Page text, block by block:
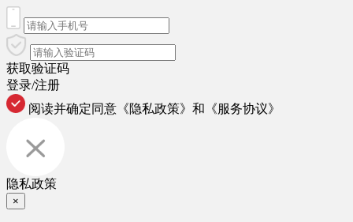
获取验证码
登录/注册
阅读并确定同意 《隐私政策》 和 《服务协议》
隐私政策
×